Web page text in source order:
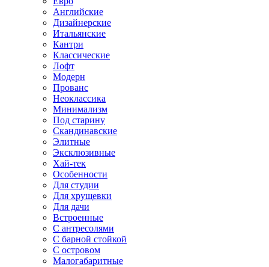
Английские
Дизайнерские
Итальянские
Кантри
Классические
Лофт
Модерн
Прованс
Неоклассика
Минимализм
Под старину
Скандинавские
Элитные
Эксклюзивные
Хай-тек
Особенности
Для студии
Для хрущевки
Для дачи
Встроенные
С антресолями
С барной стойкой
С островом
Малогабаритные